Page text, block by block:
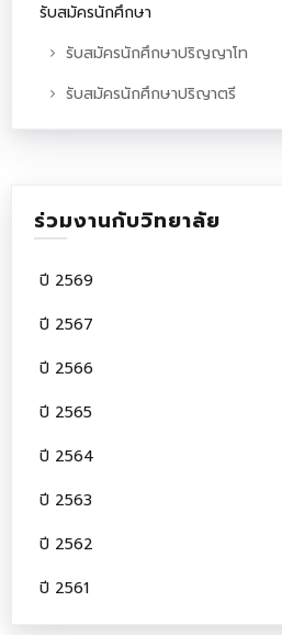
รับสมัครนักศึกษา
รับสมัครนักศึกษาปริญญาโท
รับสมัครนักศึกษาปริญาตรี
ร่วมงานกับวิทยาลัย
ปี 2569
ปี 2567
ปี 2566
ปี 2565
ปี 2564
ปี 2563
ปี 2562
ปี 2561